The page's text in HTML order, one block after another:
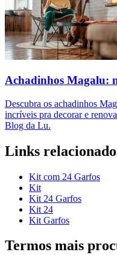
Achadinhos Magalu:
Descubra os achadinhos
incríveis pra decorar e
Blog da Lu.
Links
Kit com 24 Garfos
Kit
Kit 24 Garfos
Kit 24
Kit Garfos
Termos mais